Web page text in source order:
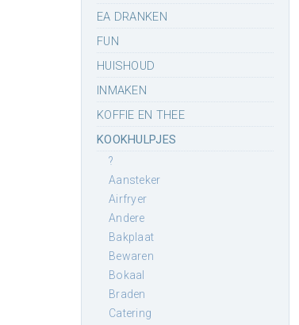
EA DRANKEN
FUN
HUISHOUD
INMAKEN
KOFFIE EN THEE
KOOKHULPJES
?
aansteker
airfryer
andere
bakplaat
bewaren
bokaal
braden
catering